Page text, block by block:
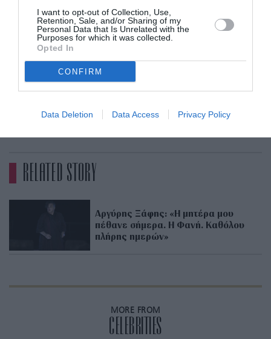
I want to opt-out of Collection, Use,
Retention, Sale, and/or Sharing of my
Personal Data that Is Unrelated with the
Purposes for which it was collected.
Opted In
CONFIRM
Data Deletion Data Access Privacy Policy
τους, «παρουσίασαν μεταβολές στα
μιτοχόνδρια και βλάβες στο DNA, καθώς και
μεταλλάξεις
ασθενείς μεκαρκίνοτου δέρματος».
Με πληροφορίες από το webmd.com
RELATED STORY
Αργύρης Ξάφης: «Η μητέρα μου
πέθανε σήμερα. Η Φανή. Καθόλου
πλήρης ημερών»
MORE FROM
CELEBRITIES